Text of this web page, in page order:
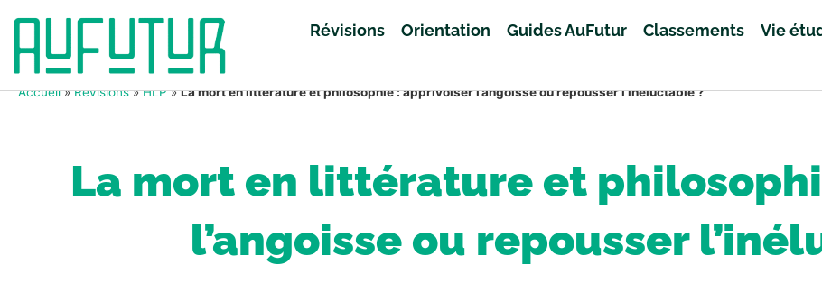
Révisions Orientation Guides AuFutur Classements Vie
Accueil»Révisions»HLP»La mort en littérature et philosophie : apprivoiser l’angoisse ou repousser l’inéluctable ?
La mort en littérature et
l’angoisse ou repousser